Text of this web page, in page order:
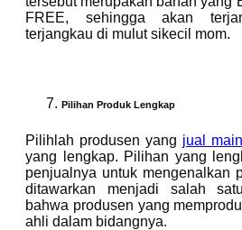
FREE, sehingga akan
terjangkau di mulut sikecil mom.
Pilihan Produk Lengkap
Pilihlah produsen yang jual
yang lengkap. Pilihan yang
penjualnya untuk mengenalkan
ditawarkan menjadi salah
bahwa produsen yang
ahli dalam bidangnya.